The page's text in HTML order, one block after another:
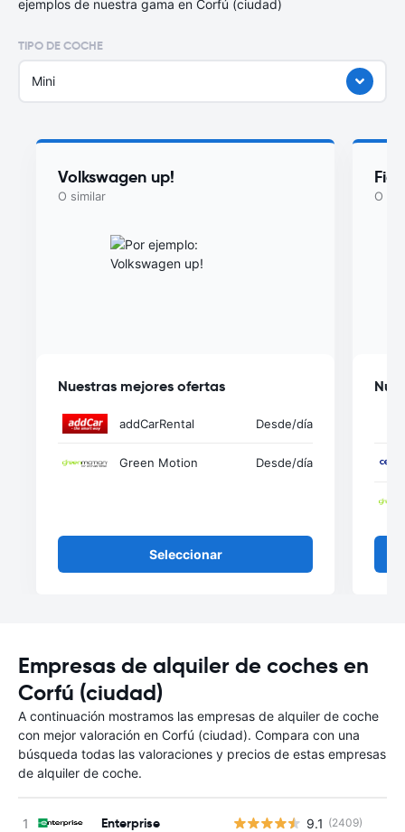
ejemplos de nuestra gama en Corfú (ciudad)
TIPO DE COCHE
Mini
Volkswagen up!
O similar
Nuestras mejores ofertas
addCarRental Desde/día
Green Motion Desde/día
Seleccionar
O
Empresas de alquiler de coches en
Corfú (ciudad)
A continuación mostramos las empresas de alquiler de coche
con mejor valoración en Corfú (ciudad). Compara con una
búsqueda todas las valoraciones y precios de estas empresas
de alquiler de coche.
Enterprise 9.1 (2409)